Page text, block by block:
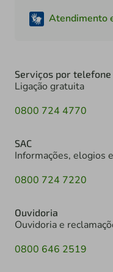
Atendimento
Serviços por telefone
Ligação gratuita
0800 724 4770
SAC
Informações, elogios
0800 724 7220
Ouvidoria
Ouvidoria e
0800 646 2519